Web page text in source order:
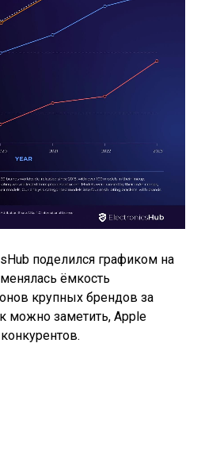
поделился графиком на
ёмкость
крупных брендов за
можно заметить, Apple